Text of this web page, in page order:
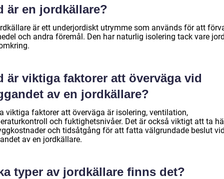
är en jordkällare?
är ett underjordiskt utrymme som används för att
och andra föremål. Den har naturlig isolering tack vare
är viktiga faktorer att överväga vid
av en jordkällare?
viktiga faktorer att överväga är isolering, ventilation,
och fuktighetsnivåer. Det är också viktigt att ta
och tidsåtgång för att fatta välgrundade beslut
av en jordkällare.
typer av jordkällare finns det?